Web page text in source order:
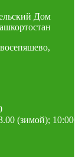
Дом
(зимой); 10:00